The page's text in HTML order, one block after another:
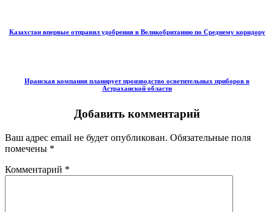
Казахстан впервые отправил удобрения в Великобританию по Среднему коридору
Иранская компания планирует производство осветительных приборов в
Астраханской области
Добавить комментарий
Ваш адрес email не будет опубликован. Обязательные поля
помечены *
Комментарий *